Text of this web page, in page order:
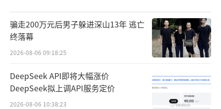
骗走200万元后男子躲进深山13年 逃亡
终落幕
2026-08-06 09:18:25
DeepSeek API即将大幅涨价
DeepSeek拟上调API服务定价
2026-08-06 10:38:23